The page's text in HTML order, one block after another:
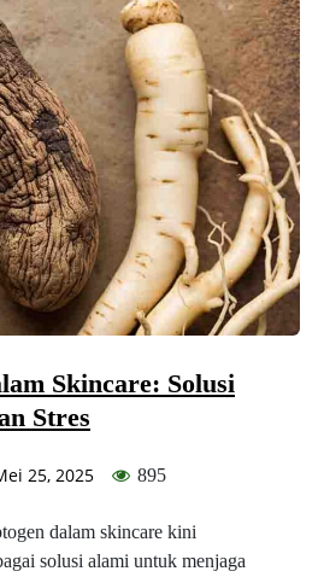
Skincare: Solusi
Stres
25, 2025 895
dalam skincare kini
solusi alami untuk menjaga